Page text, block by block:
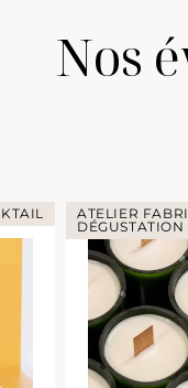
Nos
ATELIER
DÉGUSTATION